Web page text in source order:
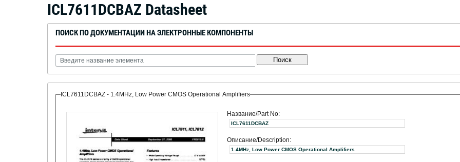
ICL7611DCBAZ Datasheet
ПОИСК ПО ДОКУМЕНТАЦИИ НА ЭЛЕКТРОННЫЕ КОМПОНЕНТЫ
Поиск
ICL7611DCBAZ - 1.4MHz, Low Power CMOS Operational Amplifiers
Название/Part No:
ICL7611DCBAZ
Описание/Description:
1.4MHz, Low Power CMOS Operational Amplifiers